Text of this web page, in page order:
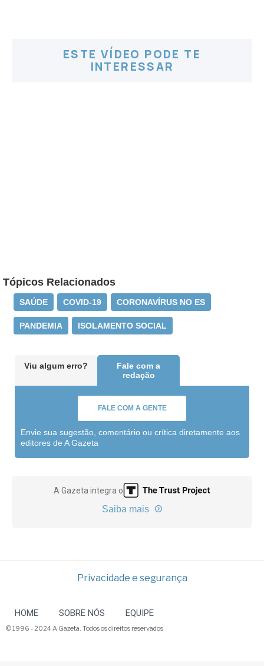
ESTE VÍDEO PODE TE
INTERESSAR
Tópicos Relacionados
SAÚDE COVID-19 CORONAVÍRUS NO ES
PANDEMIA ISOLAMENTO SOCIAL
Viu algum erro?
Fale com a
redação
FALE COM A GENTE
Envie sua sugestão, comentário ou crítica diretamente aos
editores de A Gazeta
A Gazeta integra o
Saiba mais
Privacidade e segurança
HOME SOBRE NÓS EQUIPE
© 1996 - 2024 A Gazeta. Todos os direitos reservados